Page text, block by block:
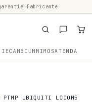
fabricante
CAMBIUM MIMOSATENDA
PTMP UBIQUITI LOCOM5